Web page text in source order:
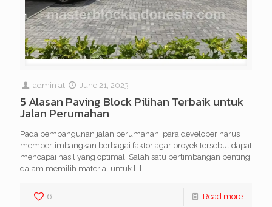
admin at June 21, 2023
5 Alasan Paving Block Pilihan Terbaik untuk
Jalan Perumahan
Pada pembangunan jalan perumahan, para developer harus
mempertimbangkan berbagai faktor agar proyek tersebut dapat
mencapai hasil yang optimal. Salah satu pertimbangan penting
dalam memilih material untuk […]
6 Read more